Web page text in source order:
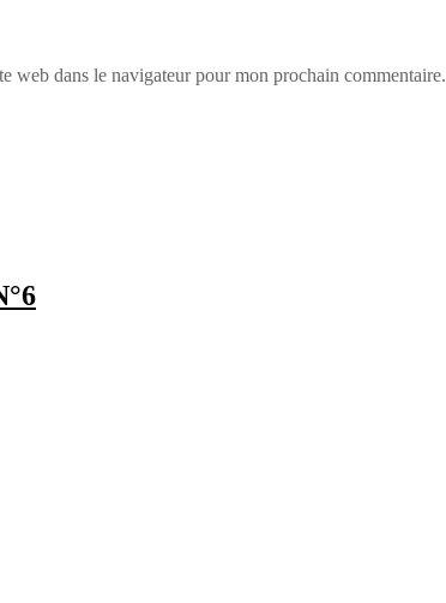
web dans le navigateur pour mon prochain commentaire.